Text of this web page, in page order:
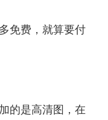
免费，就算要付
的是高清图，在